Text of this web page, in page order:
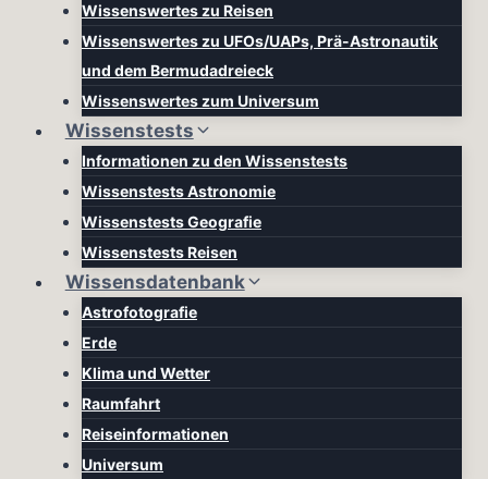
Wissenswertes zu Reisen
Wissenswertes zu UFOs/UAPs, Prä-Astronautik
und dem Bermudadreieck
Wissenswertes zum Universum
Wissenstests
Informationen zu den Wissenstests
Wissenstests Astronomie
Wissenstests Geografie
Wissenstests Reisen
Wissensdatenbank
Astrofotografie
Erde
Klima und Wetter
Raumfahrt
Reiseinformationen
Universum